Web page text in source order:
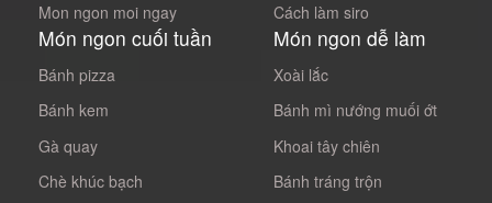
Mon ngon moi ngay
Cách làm siro
Món ngon cuối tuần
Bánh pizza
Bánh kem
Gà quay
Chè khúc bạch
Món ngon dễ làm
Xoài lắc
Bánh mì nướng muối ớt
Khoai tây chiên
Bánh tráng trộn